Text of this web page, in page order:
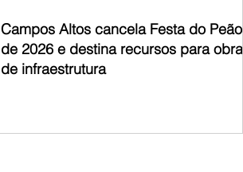
Campos Altos cancela Festa do Peão
de 2026 e destina recursos para obras
de infraestrutura